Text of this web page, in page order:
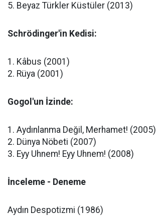
5. Beyaz Türkler Küstüler (2013)
Schrödinger'in Kedisi:
1. Kâbus (2001)
2. Rüya (2001)
Gogol'un İzinde:
1. Aydınlanma Değil, Merhamet! (2005)
2. Dünya Nöbeti (2007)
3. Eyy Uhnem! Eyy Uhnem! (2008)
İnceleme - Deneme
Aydın Despotizmi (1986)